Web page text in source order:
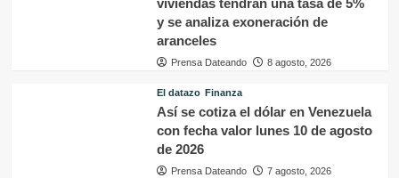
viviendas tendrán una tasa de 5%
y se analiza exoneración de
aranceles
Prensa Dateando 8 agosto, 2026
El datazo Finanza
Así se cotiza el dólar en Venezuela
con fecha valor lunes 10 de agosto
de 2026
Prensa Dateando 7 agosto, 2026